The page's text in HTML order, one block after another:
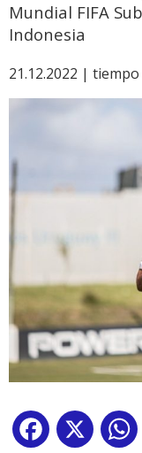
Mundial FIFA
Indonesia
21.12.2022 | tiempo
Facebook
X